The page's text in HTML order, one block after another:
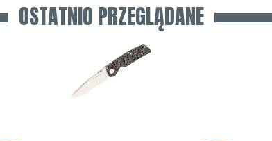
metodą satynowania, która nadaje
wygodnie otworzyć nóż jedną ręką
który jest przykręcony do grzbietu
dzięki czemu jego obsługa jest
jak i leworęcznych. Dodatkowo
OSTATNIO PRZEGLĄDANE